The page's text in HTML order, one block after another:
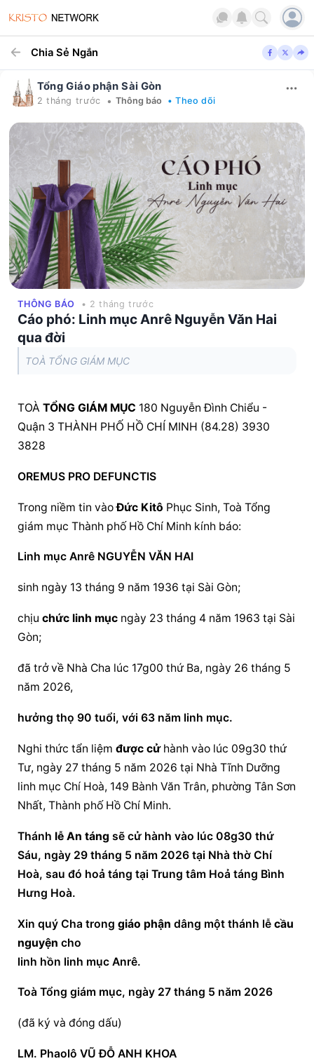
Chia Sẻ Ngắn
Tổng Giáo phận Sài Gòn
2 tháng trước • Thông báo • Theo dõi
THÔNG BÁO • 2 tháng trước
Cáo phó: Linh mục Anrê Nguyễn Văn Hai
qua đời
TOÀ TỔNG GIÁM MỤC
TOÀ TỔNG GIÁM MỤC 180 Nguyễn Đình Chiểu -
Quận 3 THÀNH PHỐ HỒ CHÍ MINH (84.28) 3930
3828
OREMUS PRO DEFUNCTIS
Trong niềm tin vào Đức Kitô Phục Sinh, Toà Tổng
giám mục Thành phố Hồ Chí Minh kính báo:
Linh mục Anrê NGUYỄN VĂN HAI
sinh ngày 13 tháng 9 năm 1936 tại Sài Gòn;
chịu chức linh mục ngày 23 tháng 4 năm 1963 tại Sài
Gòn;
đã trở về Nhà Cha lúc 17g00 thứ Ba, ngày 26 tháng 5
năm 2026,
hưởng thọ 90 tuổi, với 63 năm linh mục.
Nghi thức tẩn liệm được cử hành vào lúc 09g30 thứ
Tư, ngày 27 tháng 5 năm 2026 tại Nhà Tĩnh Dưỡng
linh mục Chí Hoà, 149 Bành Văn Trân, phường Tân Sơn
Nhất, Thành phố Hồ Chí Minh.
Thánh lễ An táng sẽ cử hành vào lúc 08g30 thứ
Sáu, ngày 29 tháng 5 năm 2026 tại Nhà thờ Chí
Hoà, sau đó hoả táng tại Trung tâm Hoả táng Bình
Hưng Hoà.
Xin quý Cha trong giáo phận dâng một thánh lễ cầu
nguyện cho
linh hồn linh mục Anrê.
Toà Tổng giám mục, ngày 27 tháng 5 năm 2026
(đã ký và đóng dấu)
LM. Phaolô VŨ ĐỖ ANH KHOA